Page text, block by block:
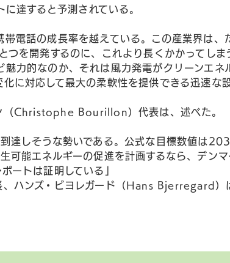
達すると予測されている。
電話の成長率を越えている。この産業界は、
を開発するのに、これより長くかかってしま
力的なのか、それは風力発電がクリーンエネ
に対応して最大の柔軟性を提供できる迅速な
（Christophe Bourillon）代表は、述べた。
達しそうな勢いである。公式な目標数値は
可能エネルギーの促進を計画するなら、デンマ
ートは証明している」
、ハンズ・ビヨレガード（Hans Bjerregard）